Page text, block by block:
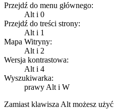
Przejdź do menu głównego:
Alt i 0
Przejdź do treści strony:
Alt i 1
Mapa Witryny:
Alt i 2
Wersja kontrastowa:
Alt i 4
Wyszukiwarka:
prawy Alt i W
Zamiast klawisza Alt możesz użyć